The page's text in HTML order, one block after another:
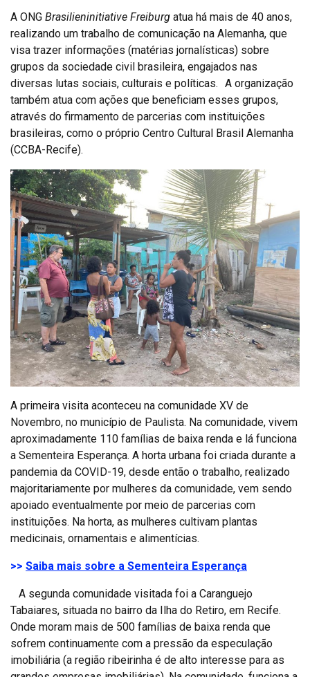
A ONG Brasilieninitiative Freiburg atua há mais de 40 anos,
realizando um trabalho de comunicação na Alemanha, que
visa trazer informações (matérias jornalísticas) sobre
grupos da sociedade civil brasileira, engajados nas
diversas lutas sociais, culturais e políticas. A organização
também atua com ações que beneficiam esses grupos,
através do firmamento de parcerias com instituições
brasileiras, como o próprio Centro Cultural Brasil Alemanha
(CCBA-Recife).
A primeira visita aconteceu na comunidade XV de
Novembro, no município de Paulista. Na comunidade, vivem
aproximadamente 110 famílias de baixa renda e lá funciona
a Sementeira Esperança. A horta urbana foi criada durante a
pandemia da COVID-19, desde então o trabalho, realizado
majoritariamente por mulheres da comunidade, vem sendo
apoiado eventualmente por meio de parcerias com
instituições. Na horta, as mulheres cultivam plantas
medicinais, ornamentais e alimentícias.
>> Saiba mais sobre a Sementeira Esperança
A segunda comunidade visitada foi a Caranguejo
Tabaiares, situada no bairro da Ilha do Retiro, em Recife.
Onde moram mais de 500 famílias de baixa renda que
sofrem continuamente com a pressão da especulação
imobiliária (a região ribeirinha é de alto interesse para as